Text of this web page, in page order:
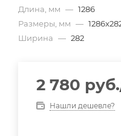
Длина, мм — 1286
Размеры, мм —
Ширина — 282
2 780 руб.
Нашли дешевле?